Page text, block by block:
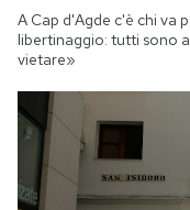
A Cap d'Agde c'è chi va
libertinaggio: tutti sono
vietare»